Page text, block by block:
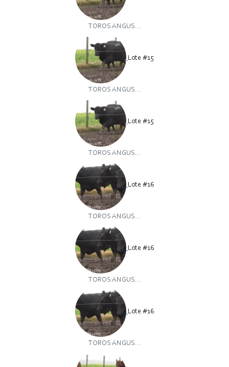
TOROS ANGUS...
Lote #15
TOROS ANGUS...
Lote #15
TOROS ANGUS...
Lote #16
TOROS ANGUS...
Lote #16
TOROS ANGUS...
Lote #16
TOROS ANGUS...